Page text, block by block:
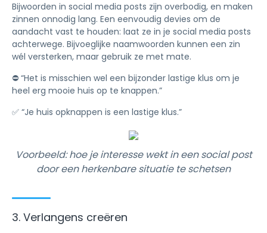
Bijwoorden in social media posts zijn overbodig, en maken
zinnen onnodig lang. Een eenvoudig devies om de
aandacht vast te houden: laat ze in je social media posts
achterwege. Bijvoeglijke naamwoorden kunnen een zin
wél versterken, maar gebruik ze met mate.
⛔️ “Het is misschien wel een bijzonder lastige klus om je
heel erg mooie huis op te knappen.”
✅ “Je huis opknappen is een lastige klus.”
Voorbeeld: hoe je interesse wekt in een social post
door een herkenbare situatie te schetsen
3. Verlangens creëren